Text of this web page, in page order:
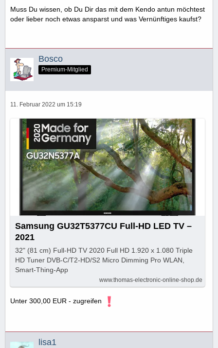
Muss Du wissen, ob Du Dir das mit dem Kendo antun möchtest
oder lieber noch etwas ansparst und was Vernünftiges kaufst?
Bosco
Premium-Mitglied
11. Februar 2022 um 15:19
Samsung GU32T5377CU Full-HD LED TV –
2021
32" (81 cm) Full-HD TV 2020 Full HD 1.920 x 1.080 Triple
HD Tuner DVB-C/T2-HD/S2 Micro Dimming Pro WLAN,
Smart-Thing-App
www.thomas-electronic-online-shop.de
Unter 300,00 EUR - zugreifen
lisa1